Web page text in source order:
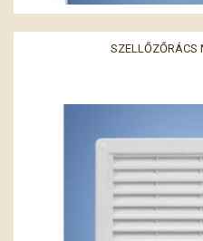
SZELLŐZŐRÁCS